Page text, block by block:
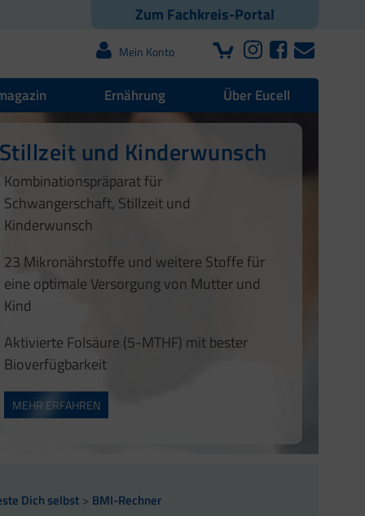
Zum Fachkreis-Portal
Mein Konto
Ernährung Über Eucell
und Kinderwunsch
Kombinationspräparat für
Schwangerschaft, Stillzeit und
Kinderwunsch
23 Mikronährstoffe und weitere Stoffe für
eine optimale Versorgung von Mutter und
Kind
Aktivierte Folsäure (5-MTHF) mit bester
Bioverfügbarkeit
MEHR ERFAHREN
1
2
bei.
im Blut bei.
Dich selbst BMI-Rechner